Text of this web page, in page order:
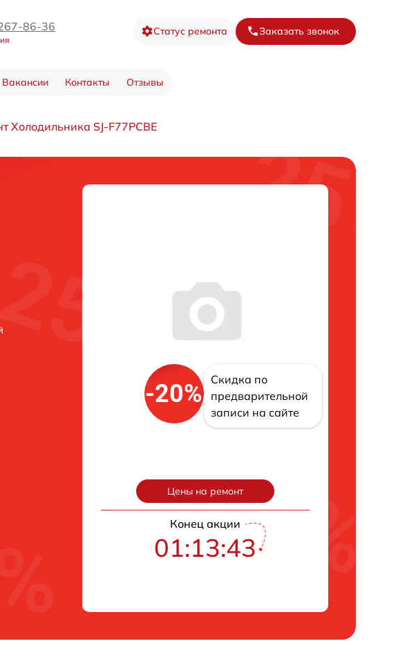
86-36 Статус ремонта Заказать звонок
Вакансии Контакты Отзывы
Холодильника SJ-F77PCBE
-20%
Скидка по
предварительной
записи на сайте
Цены на ремонт
Конец акции
01:13:42